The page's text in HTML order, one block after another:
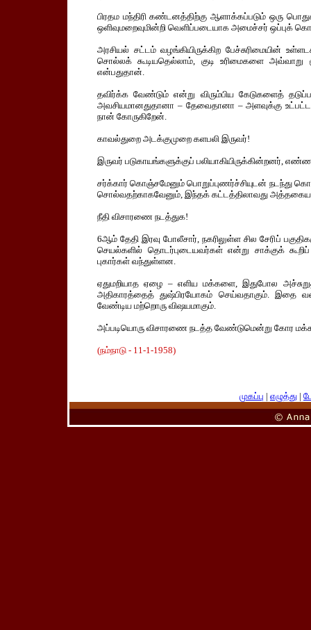
பிரதம மந்திரி கண்டனத்திற்கு ஆளாக்கப்படும் ஒரு
ஒளிவுமறைவுமின்றி வெளிப்படையாக அமைச்சர் ஒப்புக்
அரசியல் சட்டம் வழங்கியிருக்கிற பேச்சுரிமையின்
சொல்லக் கூடியதெல்லாம், குடி உரிமைகளை அவ்வாறு
என்பதுதான்.
தவிர்க்க வேண்டும் என்று விரும்பிய கேடுகளைத்
அவசியமானதுதானா – தேவைதானா – அளவுக்கு
நான் கோருகிறேன்.
காவல்துறை அடக்குமுறை களபலி இருவர்!
இருவர் படுகாயங்களுக்குப் பலியாகியிருக்கின்றனர்,
சர்க்கார் கொஞ்சமேனும் பொறுப்புணர்ச்சியுடன் நடந்து
சொல்வதற்காகவேனும், இந்தக் கட்டத்திலாவது அத்தகைய
நீதி விசாரணை நடத்துக!
6ஆம் தேதி இரவு போலீசார், நகரிலுள்ள சில சேரிப்
செயல்களில் தொடர்புடையவர்கள் என்று சாக்குக்
புகார்கள் வந்துள்ளன.
ஏதுமறியாத ஏழை – எளிய மக்களை, இதுபோல
அதிகாரத்தைத் துஷ்பிரயோகம் செய்வதாகும். இதை
வேண்டிய மற்றொரு விஷயமாகும்.
அப்படியொரு விசாரணை நடத்த வேண்டுமென்று கோர
(நம்நாடு - 11-1-1958)
முகப்பு | எழுத்து |